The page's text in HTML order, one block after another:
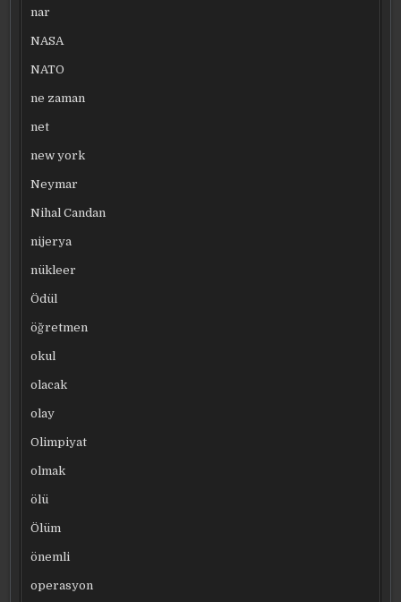
nar
NASA
NATO
ne zaman
net
new york
Neymar
Nihal Candan
nijerya
nükleer
Ödül
öğretmen
okul
olacak
olay
Olimpiyat
olmak
ölü
Ölüm
önemli
operasyon